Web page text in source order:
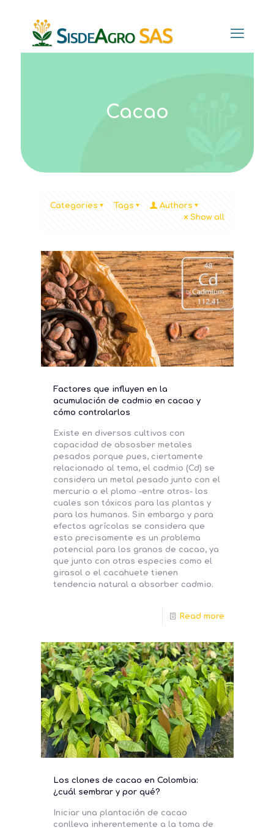
Cacao
Categories Tags
Authors
Show all
Factores que influyen en la
acumulación de cadmio en cacao y
cómo controlarlos
Existe en diversos cultivos con
capacidad de absosber metales
pesados porque pues, ciertamente
relacionado al tema, el cadmio (Cd) se
considera un metal pesado junto con el
mercurio o el plomo -entre otros- los
cuales son tóxicos para las plantas y
para los humanos. Sin embargo y para
efectos agrícolas se considera que
esto precisamente es un problema
potencial para los granos de cacao, ya
que junto con otras especies como el
girasol o el cacahuete tienen
tendencia natural a absorber cadmio.
Read more
Los clones de cacao en Colombia:
¿cuál sembrar y por qué?
Iniciar una plantación de cacao
conlleva inherentemente a la toma de